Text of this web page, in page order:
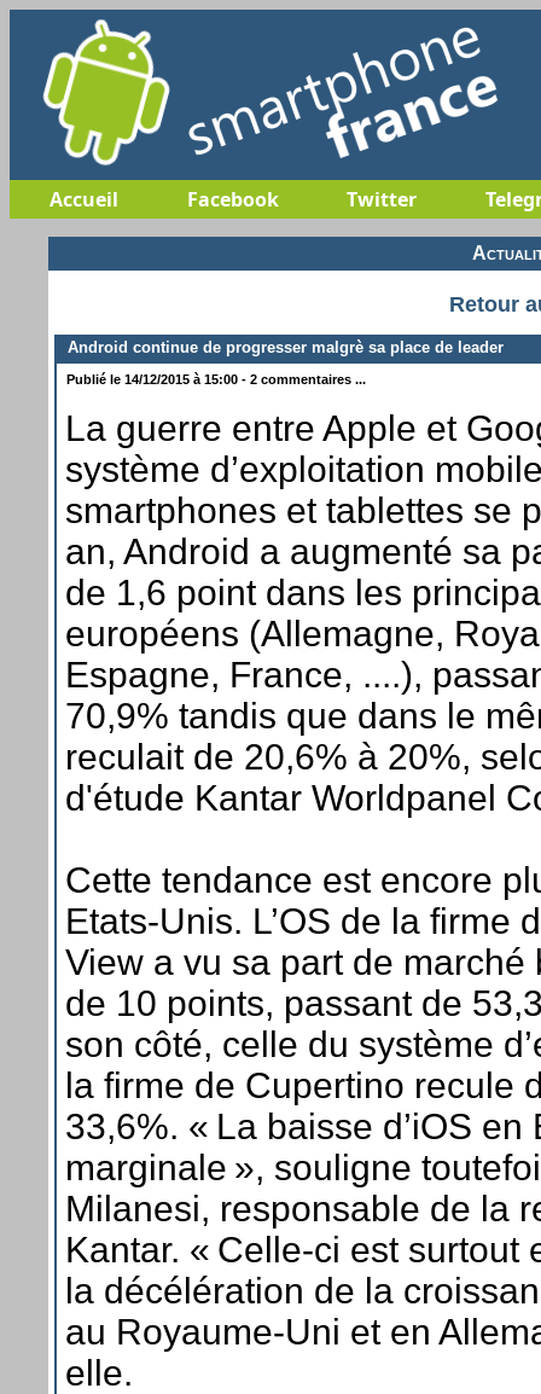
Accueil Facebook Twitter
Retour
Android continue de progresser malgrè sa place de leader
Publié le 14/12/2015 à 15:00 - 2 commentaires ...
La guerre entre Apple et
système d’exploitation
smartphones et tablettes se
an, Android a augmenté sa
de 1,6 point dans les
européens (Allemagne,
Espagne, France, ....),
70,9% tandis que dans le
reculait de 20,6% à 20%,
d'étude Kantar Worldpanel
Cette tendance est encore
Etats-Unis. L’OS de la firme
View a vu sa part de marché
de 10 points, passant de
son côté, celle du système
la firme de Cupertino recule
33,6%. « La baisse d’iOS en
marginale », souligne
Milanesi, responsable de la
Kantar. « Celle-ci est surtout
la décélération de la
au Royaume-Uni et en
elle.